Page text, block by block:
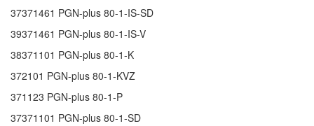
37371461 PGN-plus 80-1-IS-SD
39371461 PGN-plus 80-1-IS-V
38371101 PGN-plus 80-1-K
372101 PGN-plus 80-1-KVZ
371123 PGN-plus 80-1-P
37371101 PGN-plus 80-1-SD